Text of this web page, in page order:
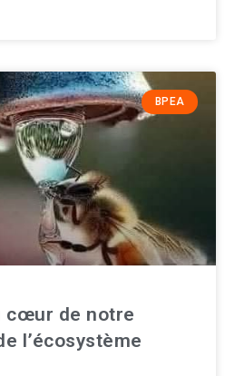
BPEA
cœur de notre
l’écosystème